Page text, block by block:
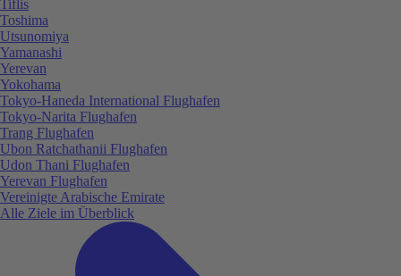
Tiflis
Toshima
Utsunomiya
Yamanashi
Yerevan
Yokohama
Tokyo-Haneda International Flughafen
Tokyo-Narita Flughafen
Trang Flughafen
Ubon Ratchathanii Flughafen
Udon Thani Flughafen
Yerevan Flughafen
Vereinigte Arabische Emirate
Alle Ziele im Überblick